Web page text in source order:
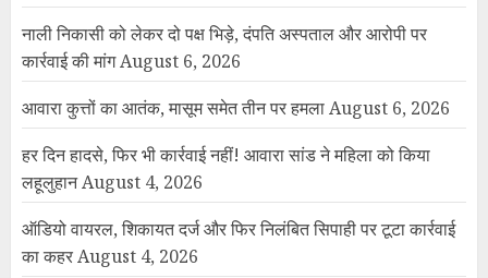
नाली निकासी को लेकर दो पक्ष भिड़े, दंपति अस्पताल और आरोपी पर
कार्रवाई की मांगAugust 6, 2026
आवारा कुत्तों का आतंक, मासूम समेत तीन पर हमलाAugust 6, 2026
हर दिन हादसे, फिर भी कार्रवाई नहीं! आवारा सांड ने महिला को किया
लहूलुहानAugust 4, 2026
ऑडियो वायरल, शिकायत दर्ज और फिर निलंबित सिपाही पर टूटा कार्रवाई
का कहरAugust 4, 2026